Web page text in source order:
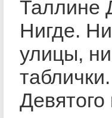
Таллине
Нигде.
улицы,